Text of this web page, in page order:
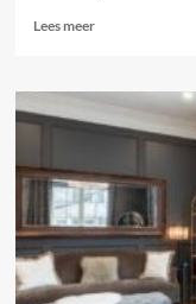
Lees meerLees
Koeienwei
Gezellige
&
Woondecoratie
Ideeën